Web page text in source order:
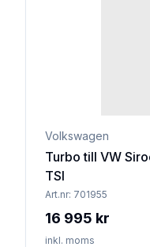
Volkswagen
Turbo till VW
TSI
Art.nr: 701955
16 995 kr
inkl. moms